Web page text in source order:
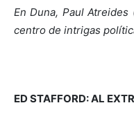
En Duna, Paul
centro de intrigas
ED STAFFORD: AL